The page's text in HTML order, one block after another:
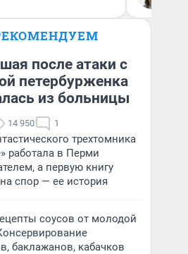
после атаки с
петербурженка
из больницы
14 950 1
трехтомника
работала в Перми
а первую книгу
спор — ее история
соусов от молодой
баклажанов, кабачков